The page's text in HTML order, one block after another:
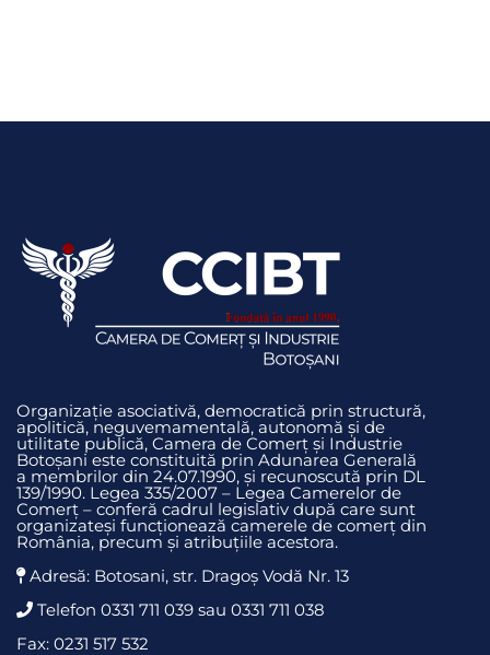
Organizație asociativă, democratică prin structură,
apolitică, neguvemamentală, autonomă și de
utilitate publică, Camera de Comerț și Industrie
Botoșani este constituită prin Adunarea Generală
a membrilor din 24.07.1990, și recunoscută prin DL
139/1990. Legea 335/2007 – Legea Camerelor de
Comerț – conferă cadrul legislativ după care sunt
organizateși funcționează camerele de comerț din
România, precum și atribuțiile acestora.
Adresă: Botosani, str. Dragoş Vodă Nr. 13
Telefon 0331 711 039 sau 0331 711 038
Fax: 0231 517 532